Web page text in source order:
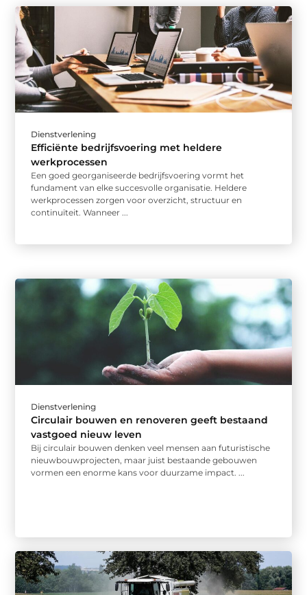
Dienstverlening
Efficiënte bedrijfsvoering met heldere
werkprocessen
Een goed georganiseerde bedrijfsvoering vormt het
fundament van elke succesvolle organisatie. Heldere
werkprocessen zorgen voor overzicht, structuur en
continuïteit. Wanneer ...
Dienstverlening
Circulair bouwen en renoveren geeft bestaand
vastgoed nieuw leven
Bij circulair bouwen denken veel mensen aan futuristische
nieuwbouwprojecten, maar juist bestaande gebouwen
vormen een enorme kans voor duurzame impact. ...